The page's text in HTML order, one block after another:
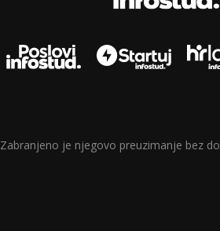
Zabranjeno je njegovo preuzimanje bez